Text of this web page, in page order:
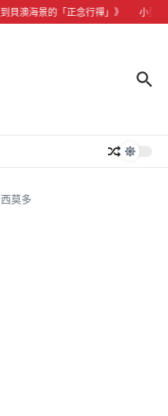
澳海景的「正念行禪」》 小型犬
莫多